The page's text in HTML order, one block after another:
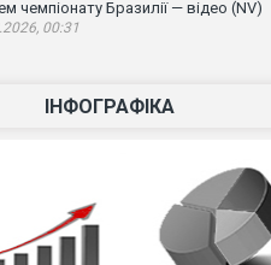
чемпіонату Бразилії — відео (NV)
00:31
ІНФОГРАФІКА